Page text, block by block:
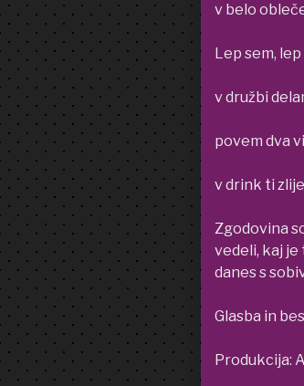
v belo
Lep sem, lep
v družbi
povem dva
v drink ti
Zgodovina
vedeli, kaj je
danes s
Glasba in
Produkcija: